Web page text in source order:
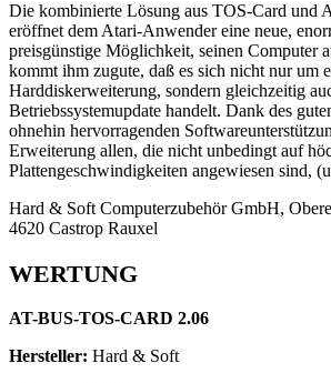
Die kombinierte Lösung aus TOS-Card und
eröffnet dem Atari-Anwender eine neue,
preisgünstige Möglichkeit, seinen Computer
kommt ihm zugute, daß es sich nicht nur um
Harddiskerweiterung, sondern gleichzeitig
Betriebssystemupdate handelt. Dank des
ohnehin hervorragenden
Erweiterung allen, die nicht unbedingt auf
Plattengeschwindigkeiten angewiesen sind,
Hard & Soft Computerzubehör GmbH,
4620 Castrop Rauxel
WERTUNG
AT-BUS-TOS-CARD 2.06
Hersteller: Hard & Soft